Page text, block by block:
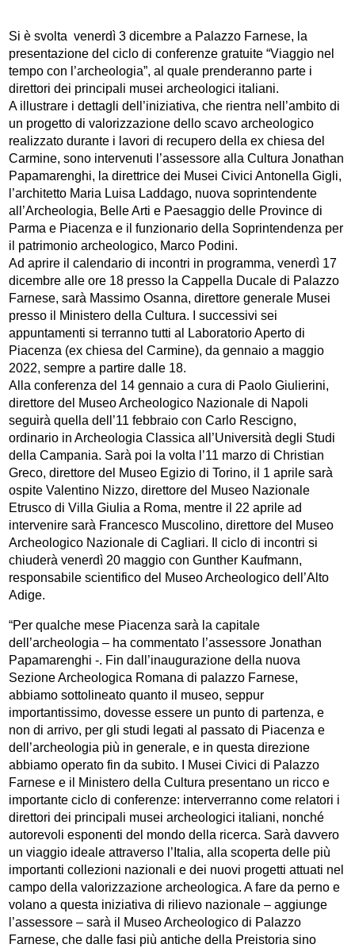
Si è svolta venerdì 3 dicembre a Palazzo Farnese, la
presentazione del ciclo di conferenze gratuite “Viaggio nel
tempo con l’archeologia”, al quale prenderanno parte i
direttori dei principali musei archeologici italiani.
A illustrare i dettagli dell’iniziativa, che rientra nell’ambito di
un progetto di valorizzazione dello scavo archeologico
realizzato durante i lavori di recupero della ex chiesa del
Carmine, sono intervenuti l’assessore alla Cultura Jonathan
Papamarenghi, la direttrice dei Musei Civici Antonella Gigli,
l’architetto Maria Luisa Laddago, nuova soprintendente
all’Archeologia, Belle Arti e Paesaggio delle Province di
Parma e Piacenza e il funzionario della Soprintendenza per
il patrimonio archeologico, Marco Podini.
Ad aprire il calendario di incontri in programma, venerdì 17
dicembre alle ore 18 presso la Cappella Ducale di Palazzo
Farnese, sarà Massimo Osanna, direttore generale Musei
presso il Ministero della Cultura. I successivi sei
appuntamenti si terranno tutti al Laboratorio Aperto di
Piacenza (ex chiesa del Carmine), da gennaio a maggio
2022, sempre a partire dalle 18.
Alla conferenza del 14 gennaio a cura di Paolo Giulierini,
direttore del Museo Archeologico Nazionale di Napoli
seguirà quella dell’11 febbraio con Carlo Rescigno,
ordinario in Archeologia Classica all’Università degli Studi
della Campania. Sarà poi la volta l’11 marzo di Christian
Greco, direttore del Museo Egizio di Torino, il 1 aprile sarà
ospite Valentino Nizzo, direttore del Museo Nazionale
Etrusco di Villa Giulia a Roma, mentre il 22 aprile ad
intervenire sarà Francesco Muscolino, direttore del Museo
Archeologico Nazionale di Cagliari. Il ciclo di incontri si
chiuderà venerdì 20 maggio con Gunther Kaufmann,
responsabile scientifico del Museo Archeologico dell’Alto
Adige.
“Per qualche mese Piacenza sarà la capitale
dell’archeologia – ha commentato l’assessore Jonathan
Papamarenghi -. Fin dall’inaugurazione della nuova
Sezione Archeologica Romana di palazzo Farnese,
abbiamo sottolineato quanto il museo, seppur
importantissimo, dovesse essere un punto di partenza, e
non di arrivo, per gli studi legati al passato di Piacenza e
dell’archeologia più in generale, e in questa direzione
abbiamo operato fin da subito. I Musei Civici di Palazzo
Farnese e il Ministero della Cultura presentano un ricco e
importante ciclo di conferenze: interverranno come relatori i
direttori dei principali musei archeologici italiani, nonché
autorevoli esponenti del mondo della ricerca. Sarà davvero
un viaggio ideale attraverso l’Italia, alla scoperta delle più
importanti collezioni nazionali e dei nuovi progetti attuati nel
campo della valorizzazione archeologica. A fare da perno e
volano a questa iniziativa di rilievo nazionale – aggiunge
l’assessore – sarà il Museo Archeologico di Palazzo
Farnese, che dalle fasi più antiche della Preistoria sino